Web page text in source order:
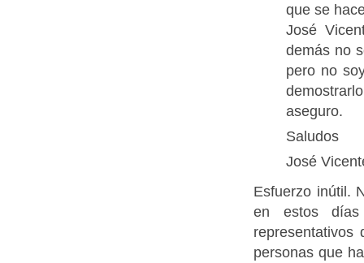
que se
José
demás no
pero no
aseguro.
Saludos
José
Esfuerzo inútil.
en estos
representativos
personas que